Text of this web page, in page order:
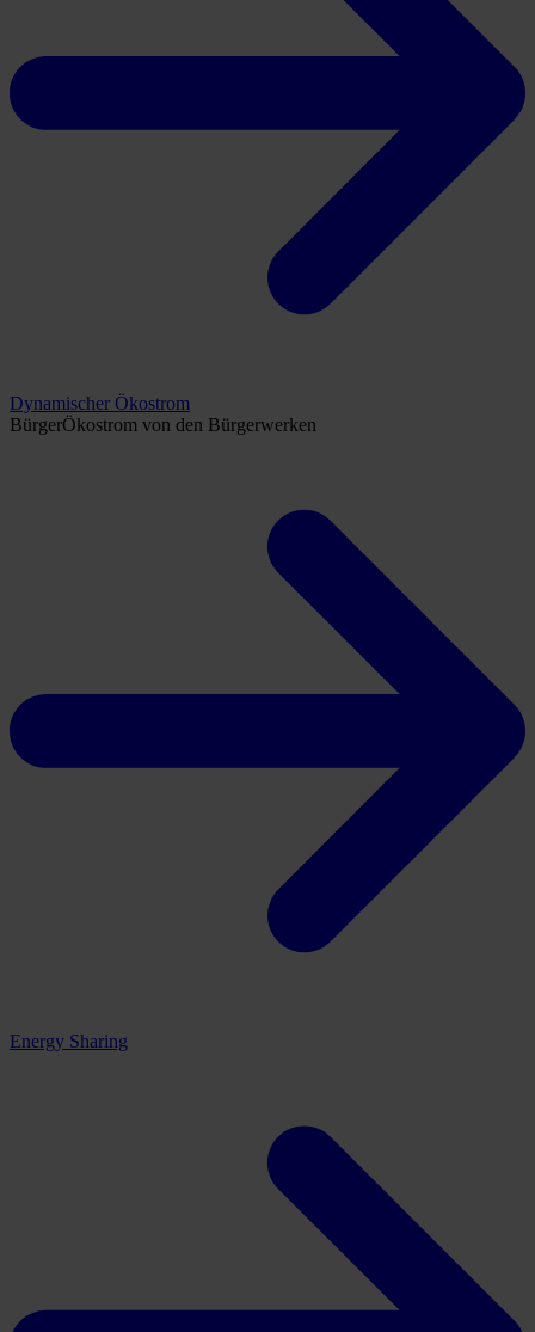
Dynamischer Ökostrom
BürgerÖkostrom von den Bürgerwerken
Energy Sharing